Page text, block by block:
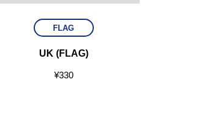
FLAG
UK (FLAG)
¥330